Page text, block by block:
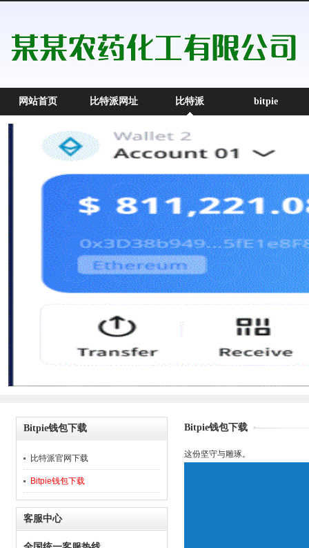
网站首页 比特派网址 比特派 bitpie
Bitpie钱包下载
比特派官网下载
Bitpie钱包下载
客服中心
Bitpie钱包下载
这份坚守与雕琢。